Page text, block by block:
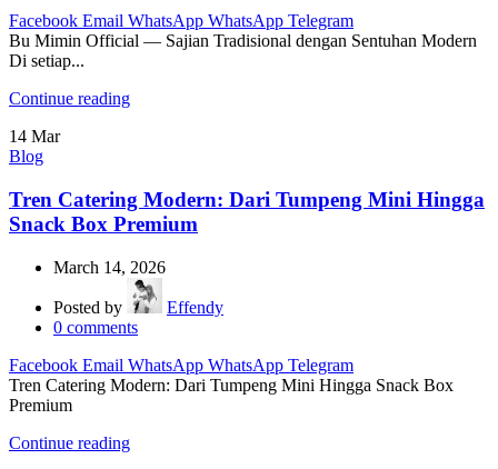
Facebook Email WhatsApp WhatsApp Telegram
Bu Mimin Official — Sajian Tradisional dengan Sentuhan Modern
Di setiap...
Continue reading
14 Mar
Blog
Tren Catering Modern: Dari Tumpeng Mini Hingga
Snack Box Premium
March 14, 2026
Posted by
Effendy
0 comments
Facebook Email WhatsApp WhatsApp Telegram
Tren Catering Modern: Dari Tumpeng Mini Hingga Snack Box
Premium
Continue reading